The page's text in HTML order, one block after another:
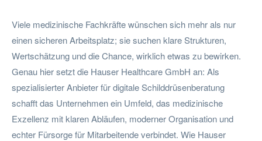
Viele medizinische Fachkräfte wünschen sich mehr als nur
einen sicheren Arbeitsplatz; sie suchen klare Strukturen,
Wertschätzung und die Chance, wirklich etwas zu bewirken.
Genau hier setzt die Hauser Healthcare GmbH an: Als
spezialisierter Anbieter für digitale Schilddrüsenberatung
schafft das Unternehmen ein Umfeld, das medizinische
Exzellenz mit klaren Abläufen, moderner Organisation und
echter Fürsorge für Mitarbeitende verbindet. Wie Hauser